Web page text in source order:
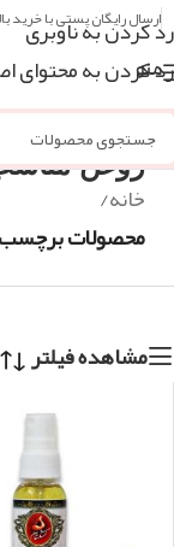
رد کردن به ناوبری
رد کردن به محتوای
ارسال رایگان پستی با خرید
منو
روغن
خانه/
محصولات
مشاهده فیلتر